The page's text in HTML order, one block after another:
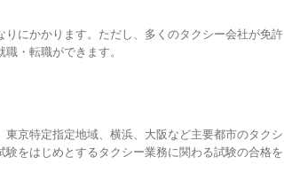
にかかります。ただし、多くのタクシー会社が免許
・転職ができます。
京特定指定地域、横浜、大阪など主要都市のタクシ
をはじめとするタクシー業務に関わる試験の合格を